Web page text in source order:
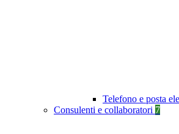
Telefono e posta
Consulenti e collaboratori 7